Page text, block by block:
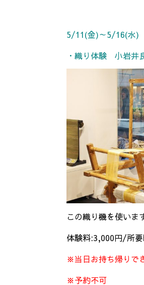
5/11(金)～5/16(水)
・織り体験 小岩井
この織り機を使いま
体験料:3,000円/所
※当日お持ち帰りで
※予約不可